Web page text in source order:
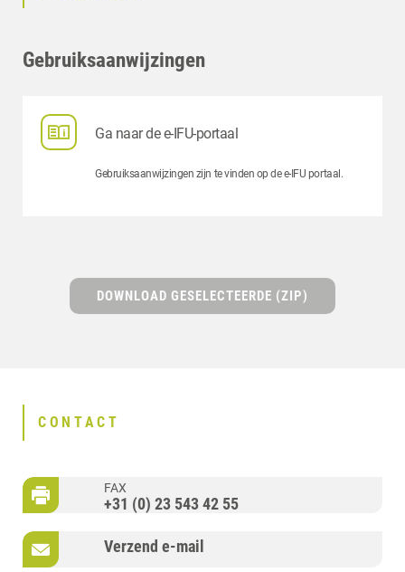
Gebruiksaanwijzingen
Ga naar de e-IFU-portaal
Gebruiksaanwijzingen zijn te vinden op de e-IFU portaal.
DOWNLOAD GESELECTEERDE (ZIP)
CONTACT
FAX
+31 (0) 23 543 42 55
Verzend e-mail